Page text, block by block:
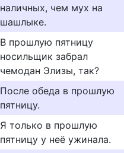
наличных, чем мух на
шашлыке.
В прошлую пятницу
носильщик забрал
чемодан Элизы, так?
После обеда в прошлую
пятницу.
Я только в прошлую
пятницу у неё ужинала.